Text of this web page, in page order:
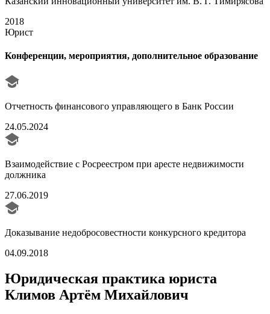
2018
Юрист
Конференции, мероприятия, дополнительное образование
Отчетность финансового управляющего в Банк России
24.05.2024
Взаимодействие с Росреестром при аресте недвижимости
должника
27.06.2019
Доказывание недобросовестности конкурсного кредитора
04.09.2018
Юридическая практика юриста
Климов Артём Михайлович